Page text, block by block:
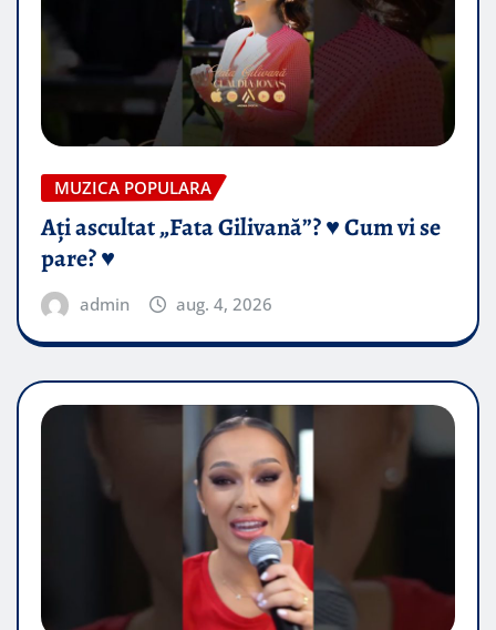
MUZICA POPULARA
Ați ascultat „Fata Gilivană”? ♥️ Cum vi se
pare? ♥️
admin aug. 4, 2026